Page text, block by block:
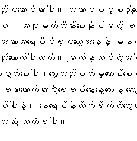
ဝအောင် ထားပါ။ သဘာဝပစ္စည်းတွ
ေးပါ။ အစိုဓါတ်ထိန်းပေးနိုင်မယ့်
ားအရေပိုင်ရှင်တွေအနေနဲ့ မ
လောက်ပါတယ်။ မျက်နှာသစ်တဲ့အခ
တ်ပေးပါ။သွေးလည်ပတ်မှုကောင်းစေ
ာက်ထားပြီးရေခပ်နွေးနွေးလေးနဲ့ ဆ
ါနဲ့။ နေရောင်နဲ့တိုက်ရိုက်ထိတွေ့တ
ဖို့လည်း သတိရပါ။